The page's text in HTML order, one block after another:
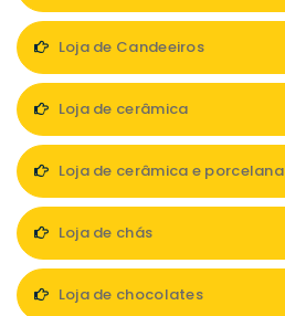
Loja de Candeeiros
Loja de cerâmica
Loja de cerâmica e porcelana
Loja de chás
Loja de chocolates